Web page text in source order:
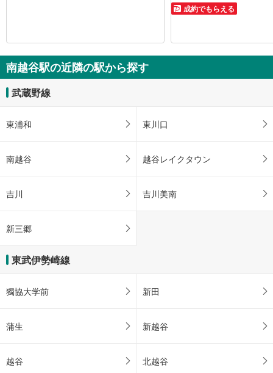
成約でもらえる
南越谷駅の近隣の駅から探す
武蔵野線
東浦和 東川口
南越谷 越谷レイクタウン
吉川 吉川美南
新三郷
東武伊勢崎線
獨協大学前 新田
蒲生 新越谷
越谷 北越谷